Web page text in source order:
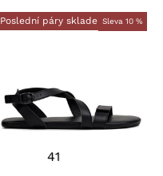
Poslední páry sklademSleva 10 %
41